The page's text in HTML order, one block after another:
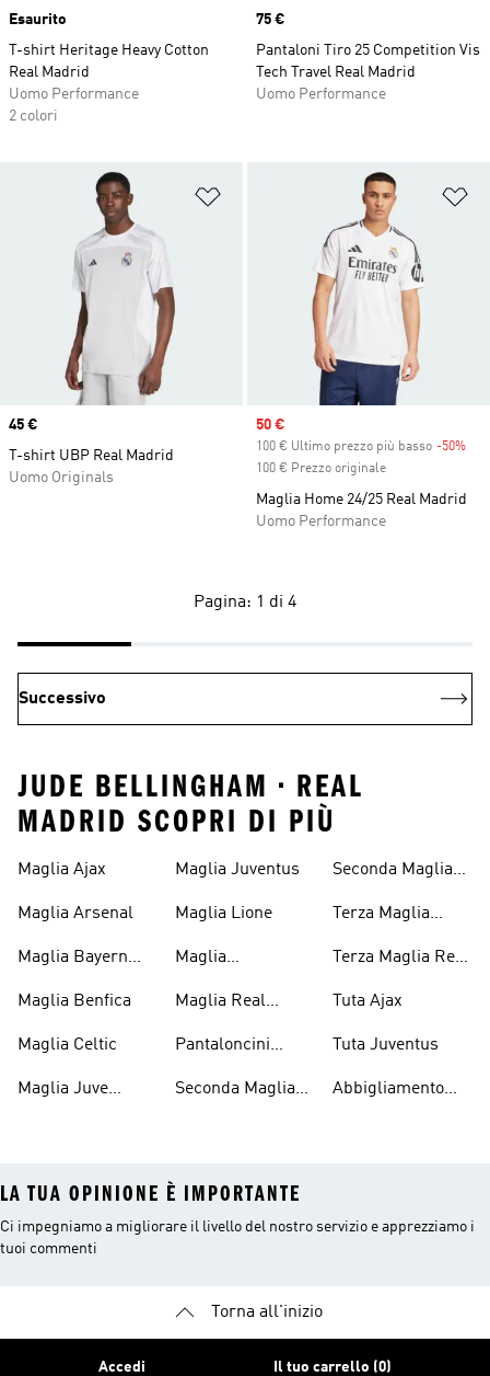
Esaurito
T-shirt Heritage Heavy Cotton
Real Madrid
Uomo Performance
2 colori
Price
75 €
Pantaloni Tiro 25 Competition Vis
Tech Travel Real Madrid
Uomo Performance
Aggiungi alla lista dei desideri
Price
45 €
T-shirt UBP Real Madrid
Uomo Originals
Sale price
50 €
100 € Ultimo prezzo più basso -50%
100 € Prezzo originale
Maglia Home 24/25 Real Madrid
Uomo Performance
Pagina: 1 di 4
Successivo
JUDE BELLINGHAM • REAL
MADRID SCOPRI DI PIÙ
Maglia Ajax
Maglia Arsenal
Maglia Bayern
Maglia Benfica
Maglia Celtic
Maglia Juve
Maglia Juventus
Maglia Lione
Maglia
United
Maglia Real
Pantaloncini
Seconda Maglia
Seconda Maglia
Terza Maglia
Terza Maglia Real
Tuta Ajax
Tuta Juventus
Abbigliamento
LA TUA OPINIONE È IMPORTANTE
Ci impegniamo a migliorare il livello del nostro servizio e apprezziamo i
tuoi commenti
Torna all'inizio
Accedi Il tuo carrello (0)